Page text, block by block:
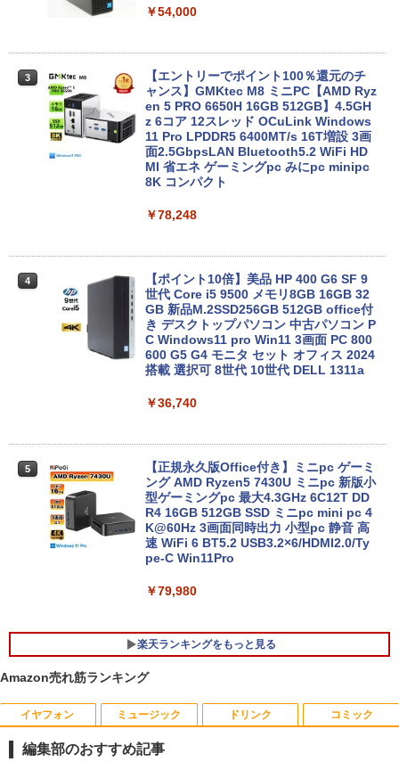
中古パソコン
【★最大100%ポイント】Windows XP
おまかせ 高性能 Core i5 高速 SSD128G
B メモリ4GB 15.6インチ 大画面 DVDド
ライブ 無線LAN 新品マウス付き Office
追加可 中古PC ノートパソコン 安心保証
【Celeron4205U 4G 1T(HDD) WiFi 15L
CD(1366x768)】【千葉】保証期間1ヶ月
【ランクA】
￥15,980
レビュー投稿 5年保証｜MS Office 2024
キー DVDドライブ搭載 CD DVD 再生可
｜中古パソコン 中古ノートパソコン 中古
PC オフィス搭載
￥19,800
￥54,000
3
【エントリーでポイント100％還元のチ
ャンス】GMKtec M8 ミニPC【AMD Ryz
en 5 PRO 6650H 16GB 512GB】4.5GH
z 6コア 12スレッド OCuLink Windows
11 Pro LPDDR5 6400MT/s 16T増設 3画
面2.5GbpsLAN Bluetooth5.2 WiFi HD
MI 省エネ ゲーミングpc みにpc minipc
8K コンパクト
￥78,248
4
【ポイント10倍】美品 HP 400 G6 SF 9
世代 Core i5 9500 メモリ8GB 16GB 32
GB 新品M.2SSD256GB 512GB office付
き デスクトップパソコン 中古パソコン P
C Windows11 pro Win11 3画面 PC 800
600 G5 G4 モニタ セット オフィス 2024
搭載 選択可 8世代 10世代 DELL 1311a
￥36,740
5
【正規永久版Office付き】ミニpc ゲーミ
ング AMD Ryzen5 7430U ミニpc 新版小
型ゲーミングpc 最大4.3GHz 6C12T DD
R4 16GB 512GB SSD ミニpc mini pc 4
K@60Hz 3画面同時出力 小型pc 静音 高
速 WiFi 6 BT5.2 USB3.2×6/HDMI2.0/Ty
pe-C Win11Pro
￥79,980
楽天ランキングをもっと見る
1
DELL デル E2318H LED液晶モニター 23
インチワイド ブラック 1920×1080 （フ
ルHD）IPSパネル LEDバックライト付 非
1
ブラッククローバー 38 【電子書籍】[ 田
畠裕基 ]
Amazon売れ筋ランキング
イヤフォン ミュージック ドリンク コミック
編集部のおすすめ記事